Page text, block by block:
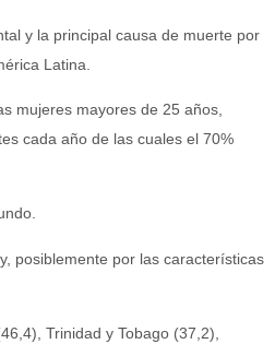
y la principal causa de muerte por
Latina.
mujeres mayores de 25 años,
cada año de las cuales el 70%
posiblemente por las características
Trinidad y Tobago (37,2),